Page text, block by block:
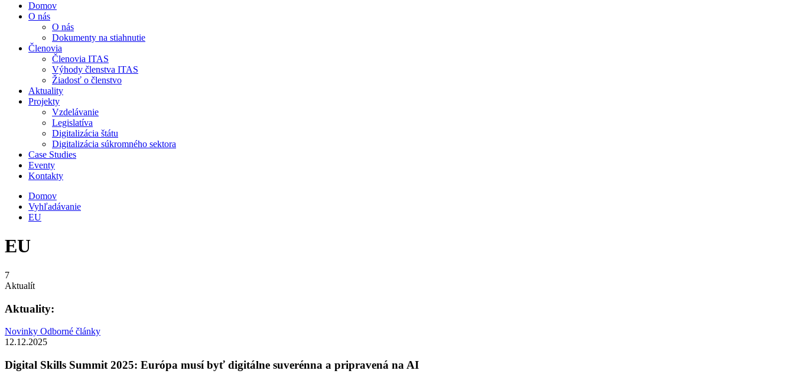
Domov
O nás
O nás
Dokumenty na stiahnutie
Členovia
Členovia ITAS
Výhody členstva ITAS
Žiadosť o členstvo
Aktuality
Projekty
Vzdelávanie
Legislatíva
Digitalizácia štátu
Digitalizácia súkromného sektora
Case Studies
Eventy
Kontakty
Domov
Vyhľadávanie
EU
EU
7
Aktualít
Aktuality:
Novinky Odborné články
12.12.2025
Digital Skills Summit 2025: Európa musí byť digitálne suverénna a pripravená na AI